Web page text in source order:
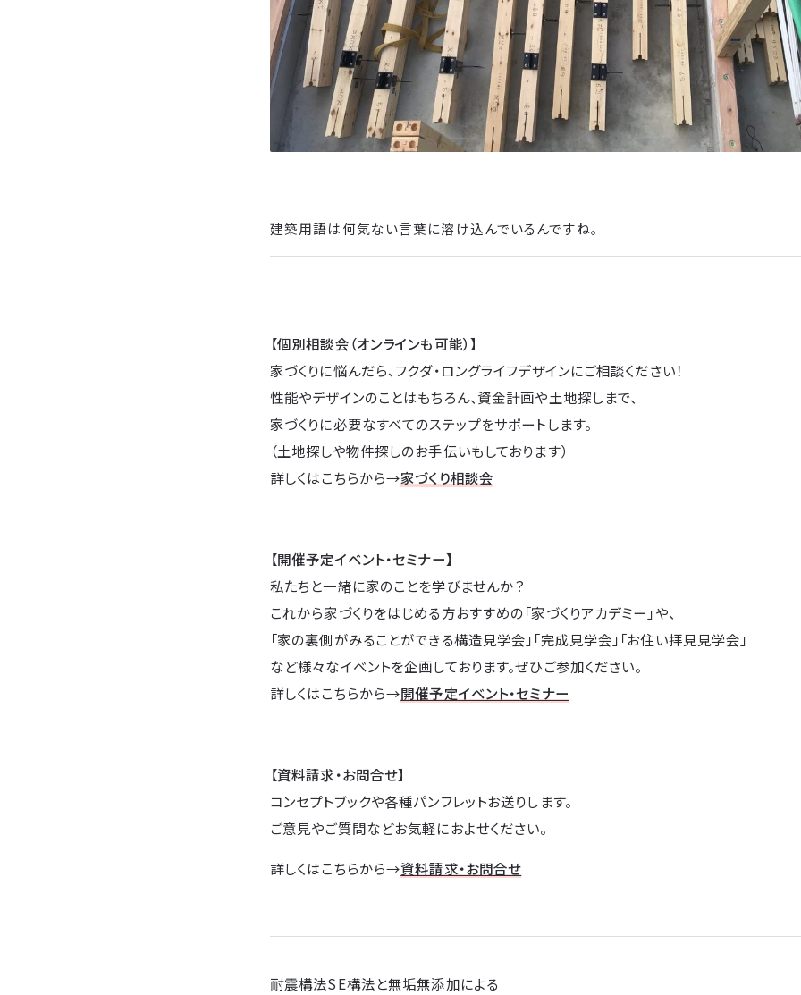
建築用語は何気ない言葉に溶け込んでいるんですね。
【個別相談会（オンラインも可能）】
家づくりに悩んだら、フクダ・ロングライフデザインにご相談ください！
性能やデザインのことはもちろん、資金計画や土地探しまで、
家づくりに必要なすべてのステップをサポートします。
（土地探しや物件探しのお手伝いもしております）
詳しくはこちらから→家づくり相談会
【開催予定イベント・セミナー】
私たちと一緒に家のことを学びませんか？
これから家づくりをはじめる方おすすめの「家づくりアカデミー」や、
「家の裏側がみることができる構造見学会」「完成見学会」「お住い拝見見学会」
など様々なイベントを企画しております。ぜひご参加ください。
詳しくはこちらから→開催予定イベント・セミナー
【資料請求・お問合せ】
コンセプトブックや各種パンフレットお送りします。
ご意見やご質問などお気軽におよせください。
詳しくはこちらから→資料請求・お問合せ
耐震構法SE構法と無垢無添加による